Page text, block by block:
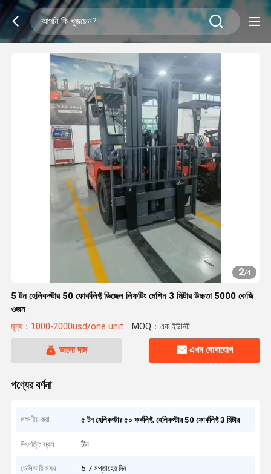
2/4
5 টন হেলিকপ্টার 50 ফোর্কলিফ্ট ডিজেল লিফটিং মেশিন 3 মিটার উচ্চতা 5000 কেজি
ওজন
মূল্য：1000-2000usd/one unit MOQ：এক ইউনিট
ভালো দাম এখন যোগাযোগ
পণ্যের বর্ণনা
লক্ষণীয় করা ৫ টন হেলিকপ্টার ৫০ ফর্কলিফ্ট,হেলিকপ্টার 50 ফোর্কলিফ্ট 3 মিটার
উৎপত্তি স্থল চীন
ডেলিভারি সময় 5-7 সপ্তাহের দিন